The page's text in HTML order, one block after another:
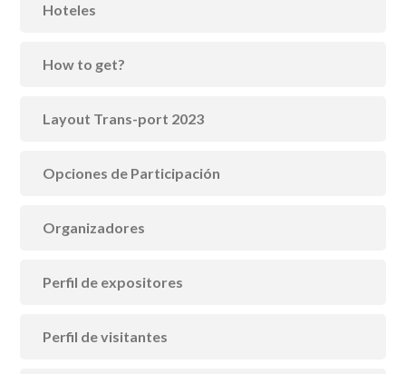
Hoteles
How to get?
Layout Trans-port 2023
Opciones de Participación
Organizadores
Perfil de expositores
Perfil de visitantes